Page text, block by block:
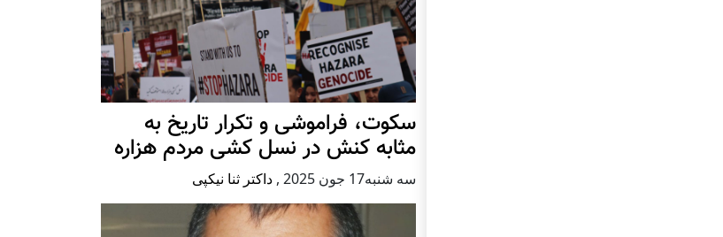
سکوت، فراموشی و تکرار تاريخ به
مثابه کنش در نسل کشی مردم هزاره
سه شنبه17 جون 2025 , داکتر ثنا نیکپی